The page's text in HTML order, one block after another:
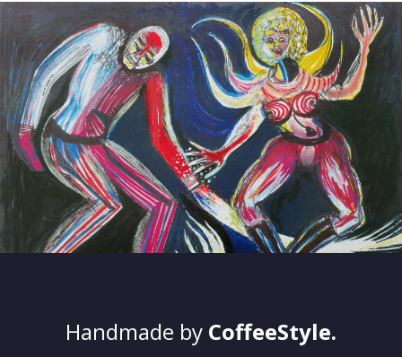
Handmade by CoffeeStyle.